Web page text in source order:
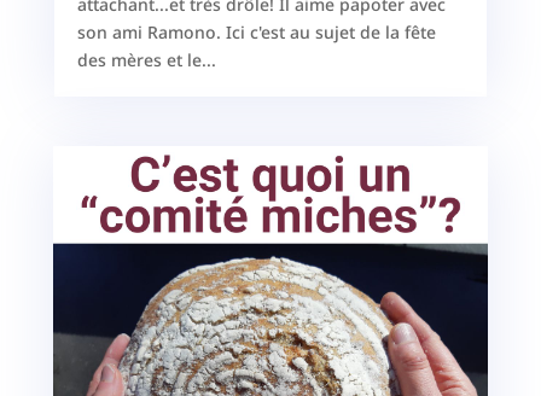
attachant...et très drôle! Il aime papoter avec
son ami Ramono. Ici c'est au sujet de la fête
des mères et le...